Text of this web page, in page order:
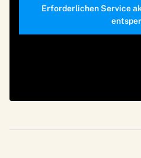
Erforderlichen Service